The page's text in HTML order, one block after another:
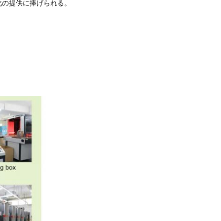
提供に捧げられる。